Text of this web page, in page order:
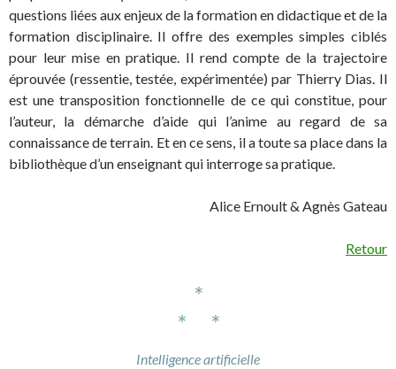
questions liées aux enjeux de la formation en didactique et de la
formation disciplinaire. Il offre des exemples simples ciblés
pour leur mise en pratique. Il rend compte de la trajectoire
éprouvée (ressentie, testée, expérimentée) par Thierry Dias. Il
est une transposition fonctionnelle de ce qui constitue, pour
l’auteur, la démarche d’aide qui l’anime au regard de sa
connaissance de terrain. Et en ce sens, il a toute sa place dans la
bibliothèque d’un enseignant qui interroge sa pratique.
Alice Ernoult & Agnès Gateau
Retour
Intelligence artificielle